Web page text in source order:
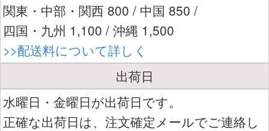
関東・中部・関西 800 / 中国 850 /
四国・九州 1,100 / 沖縄 1,500
>>配送料について詳しく
出荷日
水曜日・金曜日が出荷日です。
正確な出荷日は、注文確定メールでご連絡し